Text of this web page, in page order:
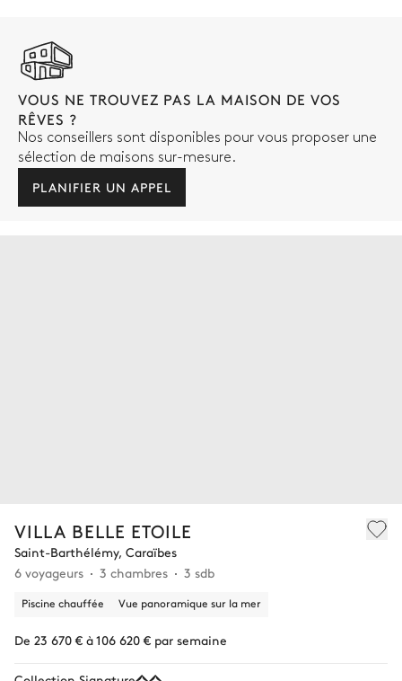
VOUS NE TROUVEZ PAS LA MAISON DE VOS
RÊVES ?
Nos conseillers sont disponibles pour vous proposer une
sélection de maisons sur-mesure.
PLANIFIER UN APPEL
VILLA BELLE ETOILE
Saint-Barthélémy, Caraïbes
6 voyageurs
3 chambres 3 sdb
Piscine chauffée Vue panoramique sur la mer
De 23 670 € à 106 620 € par semaine